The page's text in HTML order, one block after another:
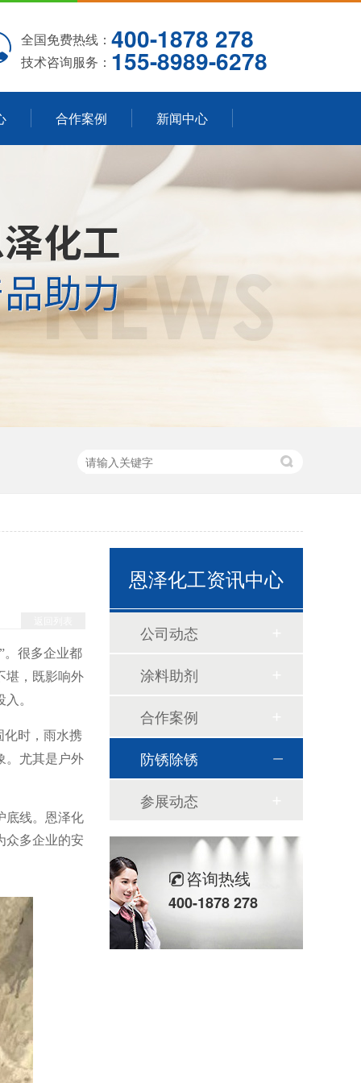
全国免费热线： 400-1878 278
技术咨询服务： 155-8989-6278
合作案例 新闻中心
。很多企业都
堪，既影响外
。
化时，雨水携
。尤其是户外
底线。恩泽化
众多企业的安
恩泽化工资讯中心
公司动态
涂料助剂
合作案例
防锈除锈
参展动态
咨询热线
400-1878 278